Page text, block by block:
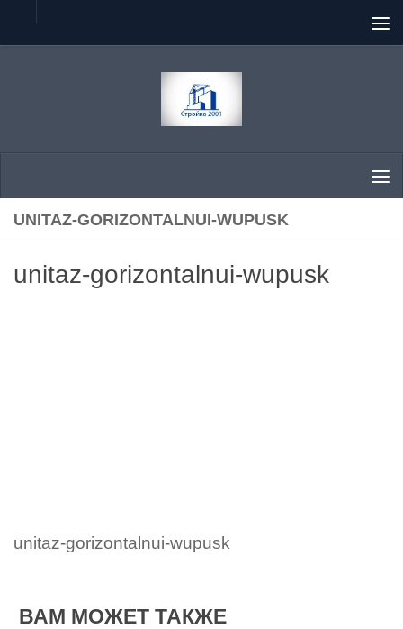
Перейти к содержимому
UNITAZ-GORIZONTALNUI-WUPUSK
unitaz-gorizontalnui-wupusk
unitaz-gorizontalnui-wupusk
ВАМ МОЖЕТ ТАКЖЕ